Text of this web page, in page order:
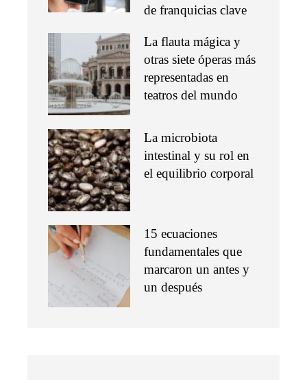
de franquicias clave
La flauta mágica y
otras siete óperas más
representadas en
teatros del mundo
La microbiota
intestinal y su rol en
el equilibrio corporal
15 ecuaciones
fundamentales que
marcaron un antes y
un después